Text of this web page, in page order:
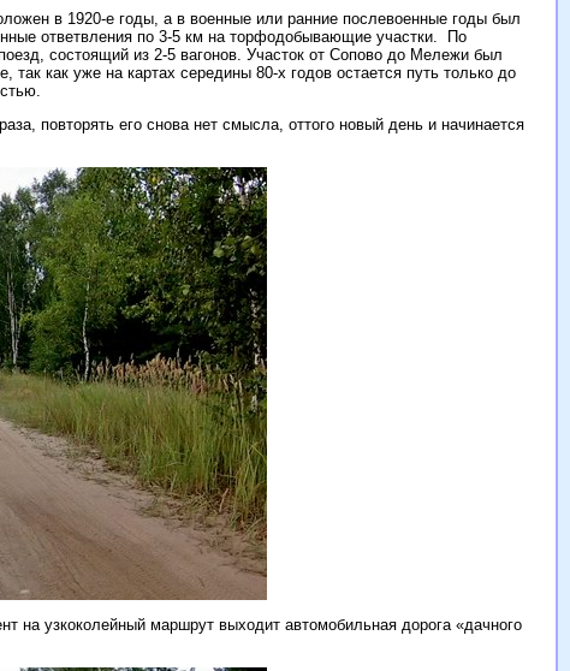
в 1920-е годы, а в военные или ранние послевоенные годы был
ответвления по 3-5 км на торфодобывающие участки. По
состоящий из 2-5 вагонов. Участок от Сопово до Мележи был
как уже на картах середины 80-х годов остается путь только до
повторять его снова нет смысла, оттого новый день и начинается
на узкоколейный маршрут выходит автомобильная дорога «дачного